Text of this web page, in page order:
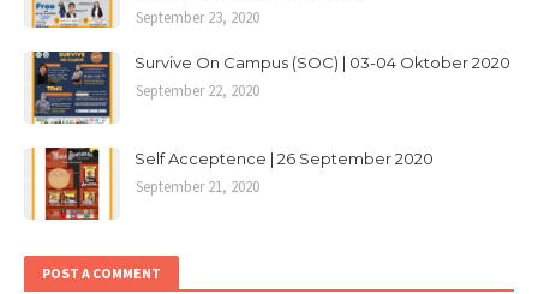
September 23, 2020
Survive On Campus (SOC) | 03-04 Oktober 2020
September 22, 2020
Self Acceptence | 26 September 2020
September 21, 2020
POST A COMMENT